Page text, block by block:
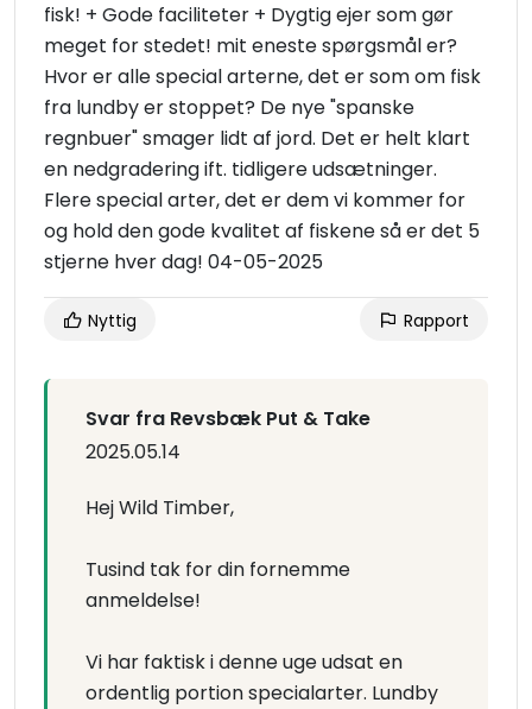
fisk! + Gode faciliteter + Dygtig ejer som gør
meget for stedet! mit eneste spørgsmål er?
Hvor er alle special arterne, det er som om fisk
fra lundby er stoppet? De nye "spanske
regnbuer" smager lidt af jord. Det er helt klart
en nedgradering ift. tidligere udsætninger.
Flere special arter, det er dem vi kommer for
og hold den gode kvalitet af fiskene så er det 5
stjerne hver dag! 04-05-2025
Nyttig Rapport
Svar fra Revsbæk Put & Take
2025.05.14
Hej Wild Timber,
Tusind tak for din fornemme
anmeldelse!
Vi har faktisk i denne uge udsat en
ordentlig portion specialarter. Lundby